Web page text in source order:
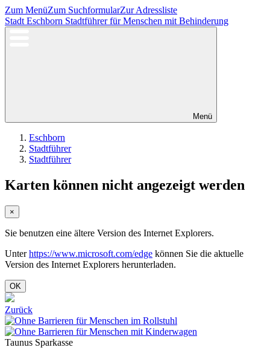
Zum MenüZum SuchformularZur Adressliste
Stadt Eschborn Stadtführer für Menschen mit Behinderung
Menü
Eschborn
Stadtführer
Stadtführer
Karten können nicht angezeigt werden
×
Sie benutzen eine ältere Version des Internet Explorers.
Unterhttps://www.microsoft.com/edge können Sie die aktuelle
Version des Internet Explorers herunterladen.
OK
Zurück
Taunus Sparkasse